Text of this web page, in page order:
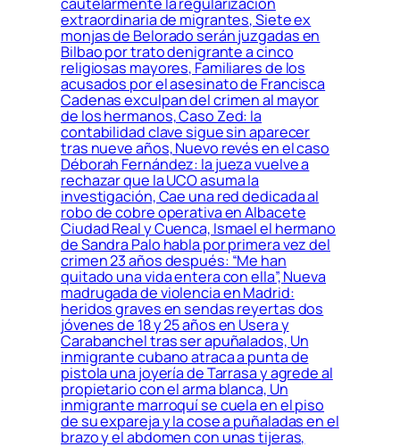
extraordinaria de migrantes, Siete ex
monjas de Belorado serán juzgadas en
Bilbao por trato denigrante a cinco
religiosas mayores, Familiares de los
acusados por el asesinato de Francisca
Cadenas exculpan del crimen al mayor
de los hermanos, Caso Zed: la
contabilidad clave sigue sin aparecer
tras nueve años, Nuevo revés en el caso
Déborah Fernández: la jueza vuelve a
rechazar que la UCO asuma la
investigación, Cae una red dedicada al
robo de cobre operativa en Albacete
Ciudad Real y Cuenca, Ismael el hermano
de Sandra Palo habla por primera vez del
crimen 23 años después: “Me han
quitado una vida entera con ella”, Nueva
madrugada de violencia en Madrid:
heridos graves en sendas reyertas dos
jóvenes de 18 y 25 años en Usera y
Carabanchel tras ser apuñalados, Un
inmigrante cubano atraca a punta de
pistola una joyería de Tarrasa y agrede al
propietario con el arma blanca, Un
inmigrante marroquí se cuela en el piso
de su expareja y la cose a puñaladas en el
brazo y el abdomen con unas tijeras,